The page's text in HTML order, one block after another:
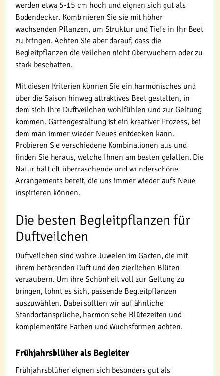
werden etwa 5-15 cm hoch und eignen sich gut als
Bodendecker. Kombinieren Sie sie mit höher
wachsenden Pflanzen, um Struktur und Tiefe in Ihr Beet
zu bringen. Achten Sie aber darauf, dass die
Begleitpflanzen die Veilchen nicht überwuchern oder zu
stark beschatten.
Mit diesen Kriterien können Sie ein harmonisches und
über die Saison hinweg attraktives Beet gestalten, in
dem sich Ihre Duftveilchen wohlfühlen und zur Geltung
kommen. Gartengestaltung ist ein kreativer Prozess, bei
dem man immer wieder Neues entdecken kann.
Probieren Sie verschiedene Kombinationen aus und
finden Sie heraus, welche Ihnen am besten gefallen. Die
Natur hält oft überraschende und wunderschöne
Arrangements bereit, die uns immer wieder aufs Neue
inspirieren können.
Die besten Begleitpflanzen für
Duftveilchen
Duftveilchen sind wahre Juwelen im Garten, die mit
ihrem betörenden Duft und den zierlichen Blüten
verzaubern. Um ihre Schönheit voll zur Geltung zu
bringen, lohnt es sich, passende Begleitpflanzen
auszuwählen. Dabei sollten wir auf ähnliche
Standortansprüche, harmonische Blütezeiten und
komplementäre Farben und Wuchsformen achten.
Frühjahrsblüher als Begleiter
Frühjahrsblüher eignen sich besonders gut als